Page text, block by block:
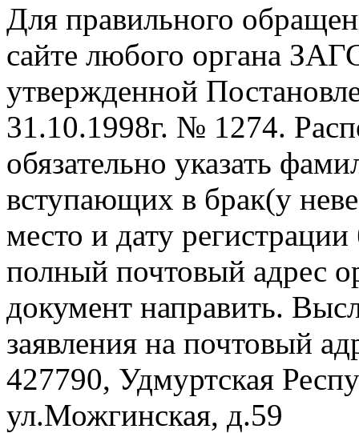
Для правильного
сайте любого органа
утвержденной
31.10.1998г. № 1274.
обязательно указать
вступающих в брак(у
место и дату
полный почтовый адрес
документ направить.
заявления на почтовый
427790, Удмуртская
ул.Можгинская, д.59